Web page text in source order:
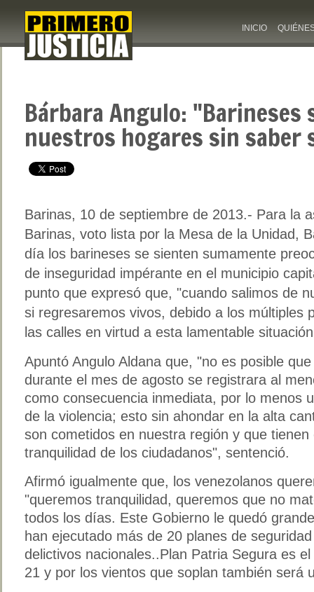
INICIO
Bárbara Angulo: "Barineses
nuestros hogares sin saber
Barinas, 10 de septiembre de 2013.- Para la
Barinas, voto lista por la Mesa de la Unidad,
día los barineses se sienten sumamente
de inseguridad impérante en el municipio
punto que expresó que, "cuando salimos de
si regresaremos vivos, debido a los múltiples
las calles en virtud a esta lamentable
Apuntó Angulo Aldana que, "no es posible
durante el mes de agosto se registrara al
como consecuencia inmediata, por lo menos
de la violencia; esto sin ahondar en la alta
son cometidos en nuestra región y que
tranquilidad de los ciudadanos", sentenció.
Afirmó igualmente que, los venezolanos
"queremos tranquilidad, queremos que no
todos los días. Este Gobierno le quedó
han ejecutado más de 20 planes de
delictivos nacionales..Plan Patria Segura es
21 y por los vientos que soplan también será